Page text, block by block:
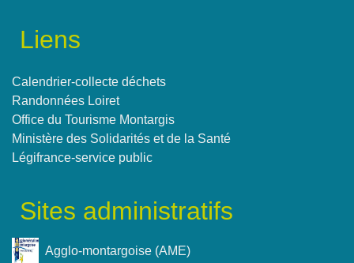
Liens
Calendrier-collecte déchets
Randonnées Loiret
Office du Tourisme Montargis
Ministère des Solidarités et de la Santé
Légifrance-service public
Sites administratifs
Agglo-montargoise (AME)